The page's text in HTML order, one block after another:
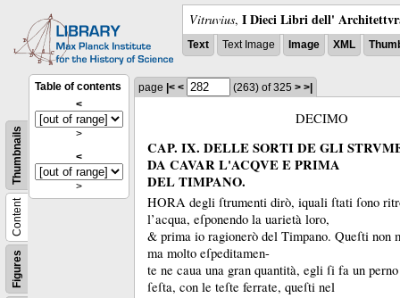
Vitruvius, I Dieci Libri dell'
Text Text Image Image XML
Figures
Content
Thumbnails
Table of contents
<
>
<
>
page |< < (263) of 325 > >|
DECIMO
CAP. IX. DELLE SORTI DE GLI
DA CAVAR L'ACQVE E PRIMA
DEL TIMPANO.
HORA degli ſtrumenti dirò, iquali ſtati ſono
l’acqua, eſponendo la uarietà loro,
& prima io ragionerò del Timpano. Queſti non
ma molto eſpeditamen-
te ne caua una gran quantità, egli ſi fa un
ſeſta, con le teſte ferrate, queſti nel